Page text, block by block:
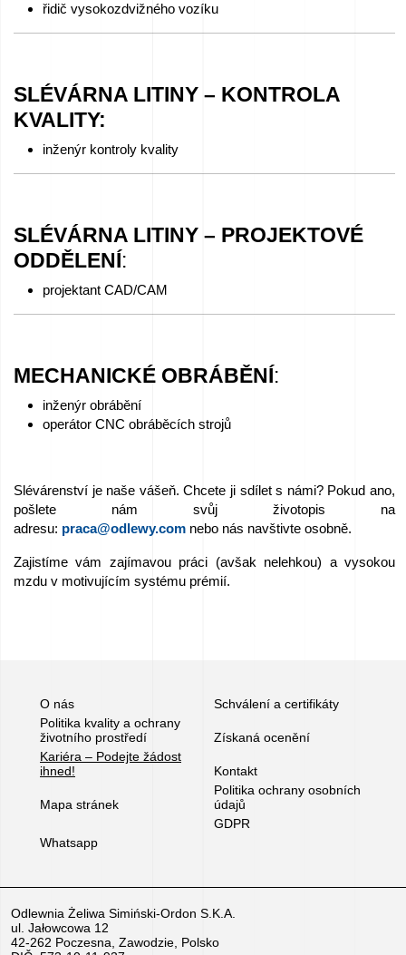
Dotazy
na
nabídku
řidič vysokozdvižného vozíku
SLÉVÁRNA LITINY – KONTROLA
KVALITY:
inženýr kontroly kvality
SLÉVÁRNA LITINY – PROJEKTOVÉ
ODDĚLENÍ:
projektant CAD/CAM
MECHANICKÉ OBRÁBĚNÍ:
inženýr obrábění
operátor CNC obráběcích strojů
Slévárenství je naše vášeň. Chcete ji sdílet s námi? Pokud ano,
pošlete nám svůj životopis na
adresu: praca@odlewy.com nebo nás navštivte osobně.
Zajistíme vám zajímavou práci (avšak nelehkou) a vysokou
mzdu v motivujícím systému prémií.
O nás
Schválení a certifikáty
Politika kvality a ochrany
životního prostředí
Získaná ocenění
Kariéra – Podejte žádost
ihned!
Kontakt
Mapa stránek
Politika ochrany osobních
údajů
GDPR
Whatsapp
Odlewnia Żeliwa Simiński-Ordon S.K.A.
ul. Jałowcowa 12
42-262 Poczesna, Zawodzie, Polsko